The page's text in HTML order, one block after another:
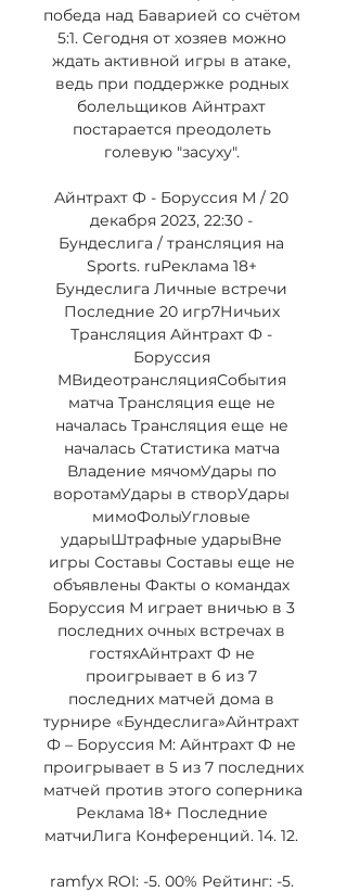
победа над Баварией со счëтом
5:1. Сегодня от хозяев можно
ждать активной игры в атаке,
ведь при поддержке родных
болельщиков Айнтрахт
постарается преодолеть
голевую "засуху".
Айнтрахт Ф - Боруссия М / 20
декабря 2023, 22:30 -
Бундеслига / трансляция на
Sports. ruРеклама 18+
Бундеслига Личные встречи
Последние 20 игр7Ничьих
Трансляция Айнтрахт Ф -
Боруссия
МВидеотрансляцияСобытия
матча Трансляция еще не
началась Трансляция еще не
началась Статистика матча
Владение мячомУдары по
воротамУдары в створУдары
мимоФолыУгловые
ударыШтрафные ударыВне
игры Составы Составы еще не
объявлены Факты о командах
Боруссия М играет вничью в 3
последних очных встречах в
гостяхАйнтрахт Ф не
проигрывает в 6 из 7
последних матчей дома в
турнире «Бундеслига»Айнтрахт
Ф – Боруссия М: Айнтрахт Ф не
проигрывает в 5 из 7 последних
матчей против этого соперника
Реклама 18+ Последние
матчиЛига Конференций. 14. 12.
ramfyx ROI: -5. 00% Рейтинг: -5.